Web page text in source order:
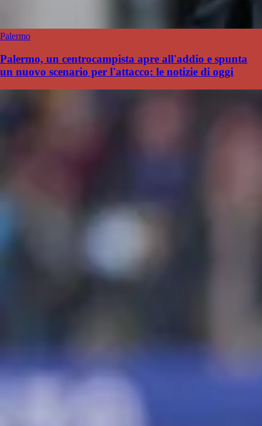
Palermo
Palermo, un centrocampista apre all'addio e spunta
un nuovo scenario per l'attacco: le notizie di oggi